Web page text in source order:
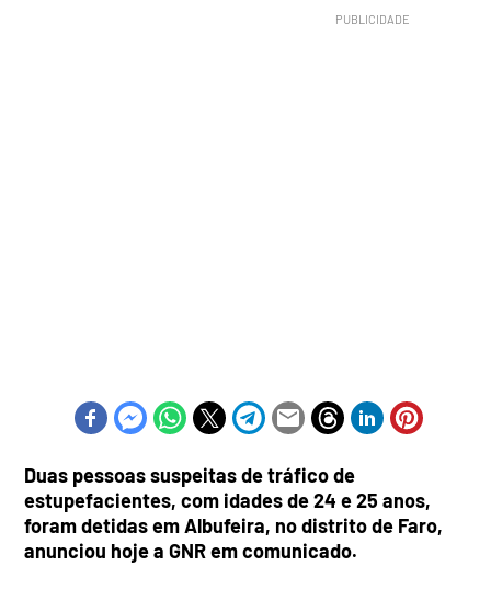
Duas pessoas suspeitas de tráfico de
estupefacientes, com idades de 24 e 25 anos,
foram detidas em Albufeira, no distrito de Faro,
anunciou hoje a GNR em comunicado.